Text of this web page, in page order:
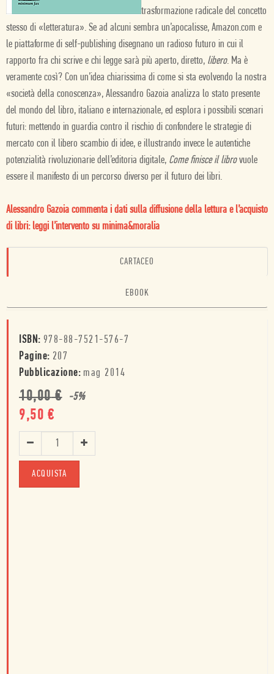
trasformazione radicale del concetto
stesso di «letteratura». Se ad alcuni sembra un’apocalisse, Amazon.com e
le piattaforme di self-publishing disegnano un radioso futuro in cui il
rapporto fra chi scrive e chi legge sarà più aperto, diretto, libero. Ma è
veramente così? Con un’idea chiarissima di come si sta evolvendo la nostra
«società della conoscenza», Alessandro Gazoia analizza lo stato presente
del mondo del libro, italiano e internazionale, ed esplora i possibili scenari
futuri: mettendo in guardia contro il rischio di confondere le strategie di
mercato con il libero scambio di idee, e illustrando invece le autentiche
potenzialità rivoluzionarie dell’editoria digitale, Come finisce il librovuole
essere il manifesto di un percorso diverso per il futuro dei libri.
Alessandro Gazoia commenta i dati sulla diffusione della lettura e l’acquisto
di libri: leggi l’intervento su minima&moralia
CARTACEO
EBOOK
ISBN: 978-88-7521-576-7
Pagine: 207
Pubblicazione: mag 2014
10,00€ -5%
9,50 €
ACQUISTA